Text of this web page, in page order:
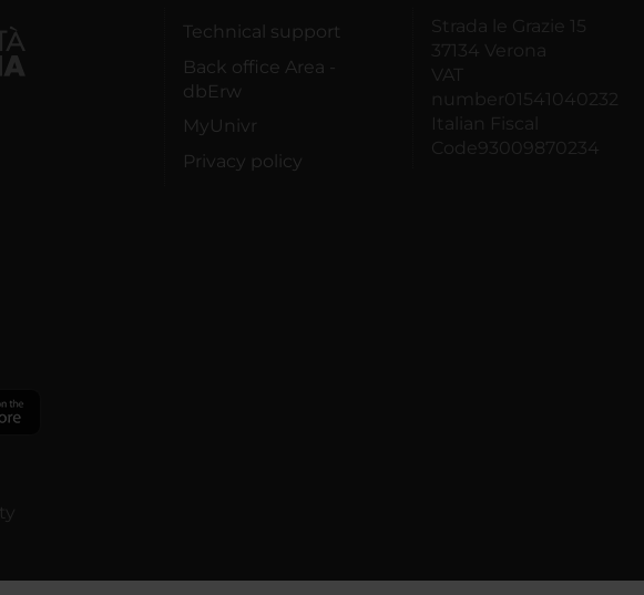
Technical support
Back office Area -
dbErw
MyUnivr
Privacy policy
Strada le Grazie 15
37134 Verona
VAT
number01541040232
Italian Fiscal
Code93009870234